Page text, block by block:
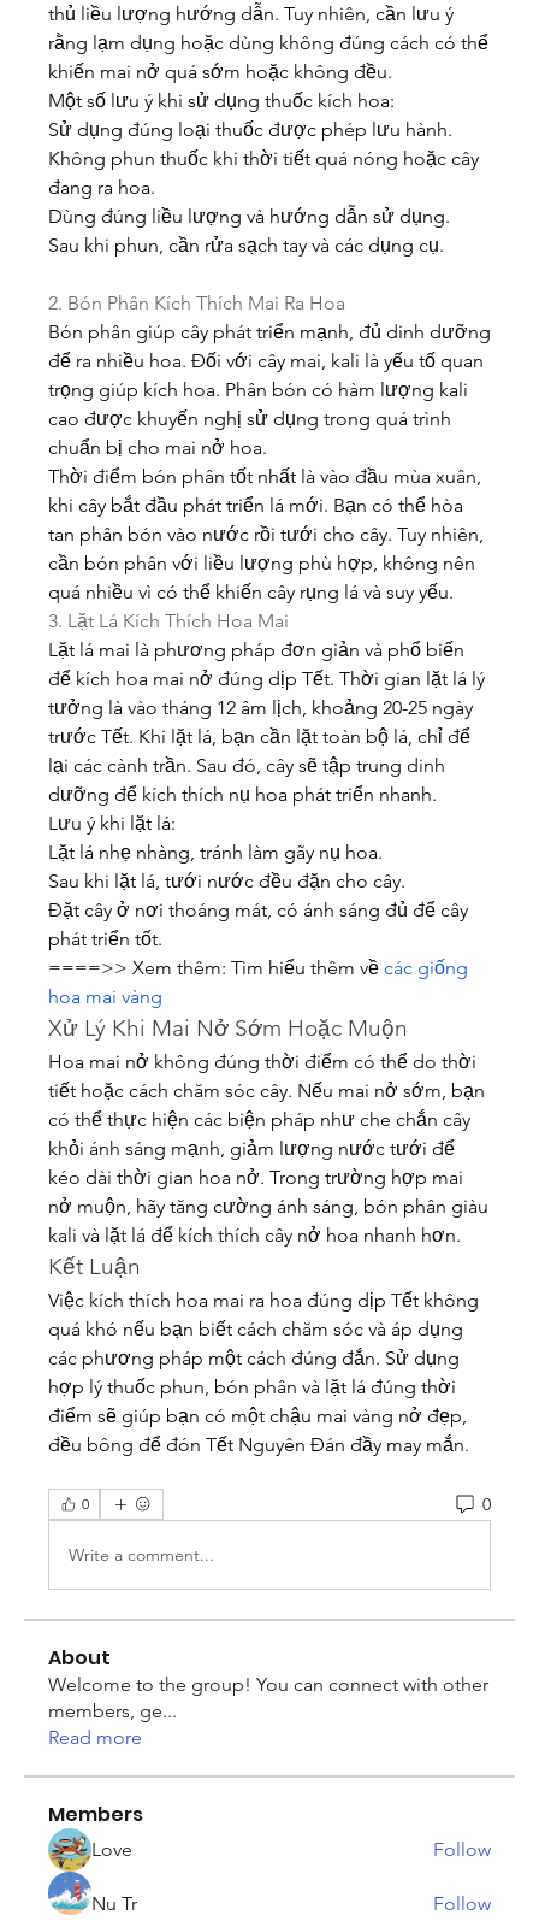
thủ liều lượng hướng dẫn. Tuy nhiên, cần lưu ý
rằng lạm dụng hoặc dùng không đúng cách có thể
khiến mai nở quá sớm hoặc không đều.
Một số lưu ý khi sử dụng thuốc kích hoa:
Sử dụng đúng loại thuốc được phép lưu hành.
Không phun thuốc khi thời tiết quá nóng hoặc cây
đang ra hoa.
Dùng đúng liều lượng và hướng dẫn sử dụng.
Sau khi phun, cần rửa sạch tay và các dụng cụ.
2. Bón Phân Kích Thích Mai Ra Hoa
Bón phân giúp cây phát triển mạnh, đủ dinh dưỡng
để ra nhiều hoa. Đối với cây mai, kali là yếu tố quan
trọng giúp kích hoa. Phân bón có hàm lượng kali
cao được khuyến nghị sử dụng trong quá trình
chuẩn bị cho mai nở hoa.
Thời điểm bón phân tốt nhất là vào đầu mùa xuân,
khi cây bắt đầu phát triển lá mới. Bạn có thể hòa
tan phân bón vào nước rồi tưới cho cây. Tuy nhiên,
cần bón phân với liều lượng phù hợp, không nên
quá nhiều vì có thể khiến cây rụng lá và suy yếu.
3. Lặt Lá Kích Thích Hoa Mai
Lặt lá mai là phương pháp đơn giản và phổ biến
để kích hoa mai nở đúng dịp Tết. Thời gian lặt lá lý
tưởng là vào tháng 12 âm lịch, khoảng 20-25 ngày
trước Tết. Khi lặt lá, bạn cần lặt toàn bộ lá, chỉ để
lại các cành trần. Sau đó, cây sẽ tập trung dinh
dưỡng để kích thích nụ hoa phát triển nhanh.
Lưu ý khi lặt lá:
Lặt lá nhẹ nhàng, tránh làm gãy nụ hoa.
Sau khi lặt lá, tưới nước đều đặn cho cây.
Đặt cây ở nơi thoáng mát, có ánh sáng đủ để cây
phát triển tốt.
====>> Xem thêm: Tìm hiểu thêm về các giống
hoa mai vàng
Xử Lý Khi Mai Nở Sớm Hoặc Muộn
Hoa mai nở không đúng thời điểm có thể do thời
tiết hoặc cách chăm sóc cây. Nếu mai nở sớm, bạn
có thể thực hiện các biện pháp như che chắn cây
khỏi ánh sáng mạnh, giảm lượng nước tưới để
kéo dài thời gian hoa nở. Trong trường hợp mai
nở muộn, hãy tăng cường ánh sáng, bón phân giàu
kali và lặt lá để kích thích cây nở hoa nhanh hơn.
Kết Luận
Việc kích thích hoa mai ra hoa đúng dịp Tết không
quá khó nếu bạn biết cách chăm sóc và áp dụng
các phương pháp một cách đúng đắn. Sử dụng
hợp lý thuốc phun, bón phân và lặt lá đúng thời
điểm sẽ giúp bạn có một chậu mai vàng nở đẹp,
đều bông để đón Tết Nguyên Đán đầy may mắn.
0 0
Write a comment...
About
Welcome to the group! You can connect with other
members, ge...
Read more
Members
Love Follow
Nu Tr Follow